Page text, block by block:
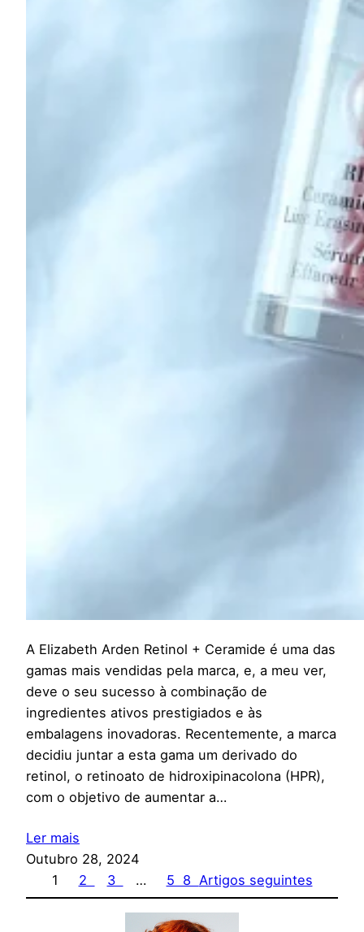
A Elizabeth Arden Retinol + Ceramide é uma das
gamas mais vendidas pela marca, e, a meu ver,
deve o seu sucesso à combinação de
ingredientes ativos prestigiados e às
embalagens inovadoras. Recentemente, a marca
decidiu juntar a esta gama um derivado do
retinol, o retinoato de hidroxipinacolona (HPR),
com o objetivo de aumentar a…
Ler mais
Outubro 28, 2024
1
2 3 … 58 Artigos seguintes